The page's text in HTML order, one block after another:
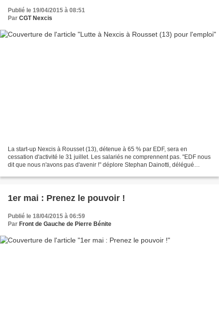
Publié le 19/04/2015 à 08:51
Par CGT Nexcis
La start-up Nexcis à Rousset (13), détenue à 65 % par EDF, sera en
cessation d'activité le 31 juillet. Les salariés ne comprennent pas. "EDF nous
dit que nous n'avons pas d'avenir !" déplore Stephan Dainotti, délégué
1er mai : Prenez le pouvoir !
Publié le 18/04/2015 à 06:59
Par Front de Gauche de Pierre Bénite